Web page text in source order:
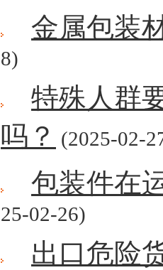
金属包装
8)
特殊人群
吗？ (2025-02-
包装件在
25-02-26)
出口危险